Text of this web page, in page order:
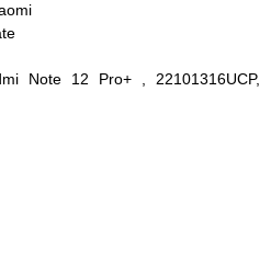
Note 12 Pro+ , 22101316UCP,